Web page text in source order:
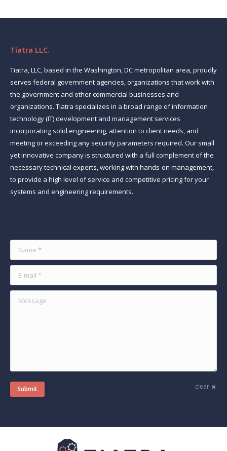
Tiatra LLC.
Tiatra, LLC, based in the Washington, DC metropolitan area, proudly
serves federal government agencies, organizations that work with
the government and other commercial businesses and
organizations. Tiatra specializes in a broad range of information
technology (IT) development and management services
incorporating solid engineering, attention to client needs, and
meeting or exceeding any security parameters required. Our small
yet innovative company is structured with a full complement of the
necessary technical experts, working with hands-on management,
to provide a high level of service and competitive pricing for your
systems and engineering requirements.
Name *
E-mail *
Message
Submit clear